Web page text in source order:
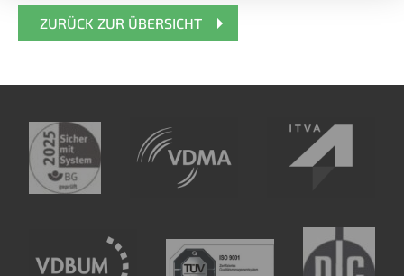
ZURÜCK ZUR ÜBERSICHT